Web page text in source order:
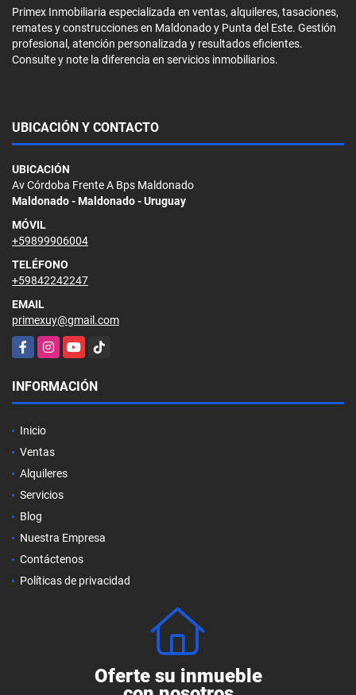
Primex Inmobiliaria especializada en ventas, alquileres, tasaciones,
remates y construcciones en Maldonado y Punta del Este. Gestión
profesional, atención personalizada y resultados eficientes.
Consulte y note la diferencia en servicios inmobiliarios.
UBICACIÓN Y CONTACTO
UBICACIÓN
Av Córdoba Frente A Bps Maldonado
Maldonado - Maldonado - Uruguay
MÓVIL
+59899906004
TELÉFONO
+59842242247
EMAIL
primexuy@gmail.com
FacebookInstagramYouTubeTikTok
INFORMACIÓN
Inicio
Ventas
Alquileres
Servicios
Blog
Nuestra Empresa
Contáctenos
Políticas de privacidad
Oferte su inmueble